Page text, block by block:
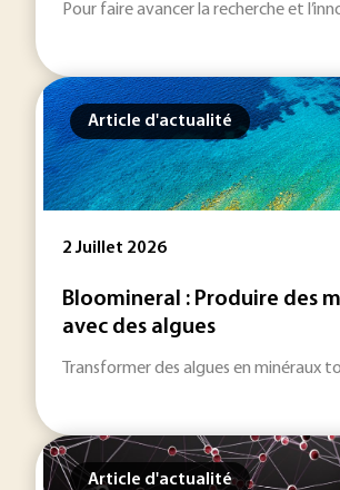
Pour faire avancer la recherche et
Article d'actualité
2 Juillet 2026
Bloomineral : Produire des
avec des algues
Transformer des algues en minéraux
Article d'actualité